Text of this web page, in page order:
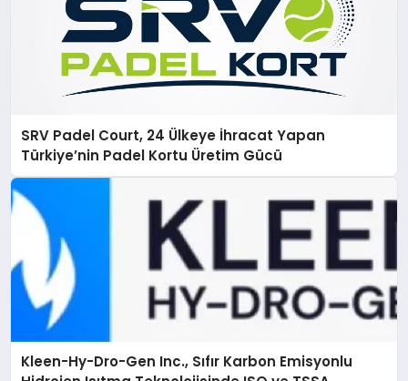
SRV Padel Court, 24 Ülkeye İhracat Yapan
Türkiye’nin Padel Kortu Üretim Gücü
Kleen-Hy-Dro-Gen Inc., Sıfır Karbon Emisyonlu